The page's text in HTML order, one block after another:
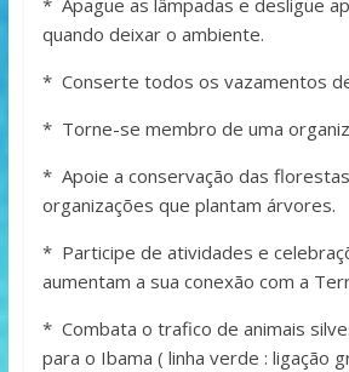
* Apague as lâmpadas e desligue
quando deixar o ambiente.
* Conserte todos os vazamentos
* Torne-se membro de uma
* Apoie a conservação das
organizações que plantam árvores.
* Participe de atividades e
aumentam a sua conexão com a
* Combata o trafico de animais
para o Ibama ( linha verde : ligação